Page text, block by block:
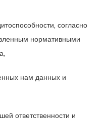
согласно
нормативными
нам данных и
ответственности и